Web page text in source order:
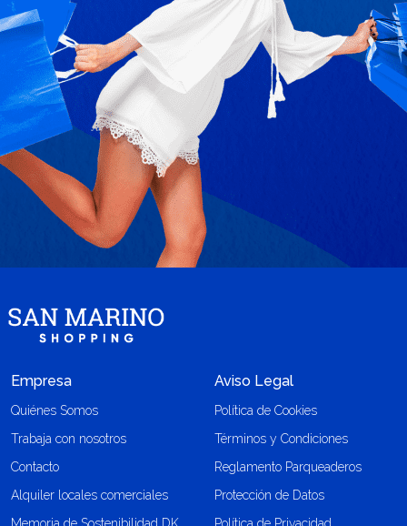
Empresa
Quiénes Somos
Trabaja con nosotros
Contacto
Alquiler locales comerciales
Memoria de Sostenibilidad DK
Aviso Legal
Política de Cookies
Términos y Condiciones
Reglamento Parqueaderos
Protección de Datos
Política de Privacidad